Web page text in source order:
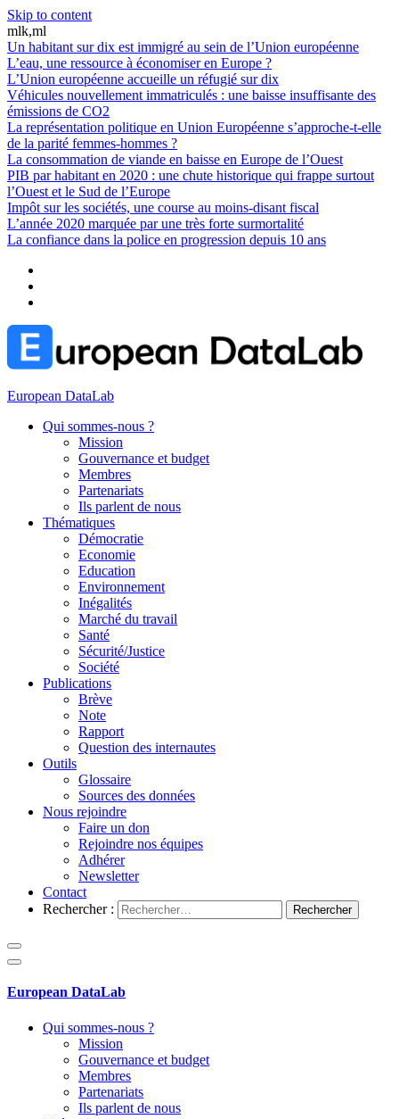
Skip to content
mlk,ml
Un habitant sur dix est immigré au sein de l’Union européenne
L’eau, une ressource à économiser en Europe ?
L’Union européenne accueille un réfugié sur dix
Véhicules nouvellement immatriculés : une baisse insuffisante des
émissions de CO2
La représentation politique en Union Européenne s’approche-t-elle
de la parité femmes-hommes ?
La consommation de viande en baisse en Europe de l’Ouest
PIB par habitant en 2020 : une chute historique qui frappe surtout
l’Ouest et le Sud de l’Europe
Impôt sur les sociétés, une course au moins-disant fiscal
L’année 2020 marquée par une très forte surmortalité
La confiance dans la police en progression depuis 10 ans
European DataLab
Qui sommes-nous ?
Mission
Gouvernance et budget
Membres
Partenariats
Ils parlent de nous
Thématiques
Démocratie
Economie
Education
Environnement
Inégalités
Marché du travail
Santé
Sécurité/Justice
Société
Publications
Brève
Note
Rapport
Question des internautes
Outils
Glossaire
Sources des données
Nous rejoindre
Faire un don
Rejoindre nos équipes
Adhérer
Newsletter
Contact
Rechercher :
European DataLab
Qui sommes-nous ?
Mission
Gouvernance et budget
Membres
Partenariats
Ils parlent de nous